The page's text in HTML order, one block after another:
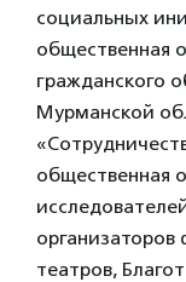
социальных
общественная
гражданского
Мурманской
общественная
театров,